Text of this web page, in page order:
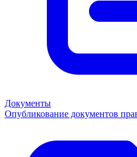
Документы
Опубликование документов